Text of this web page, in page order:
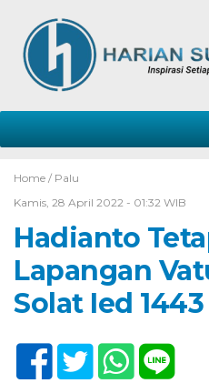
Home / Palu
Kamis, 28 April 2022 - 01:32 WIB
Hadianto
Lapangan
Solat Ied